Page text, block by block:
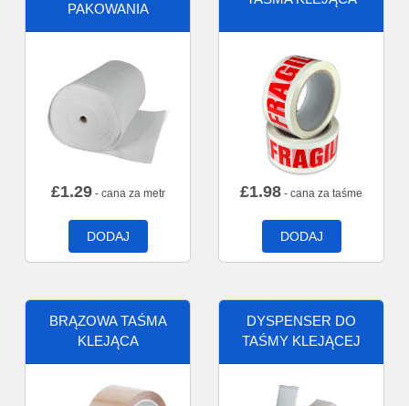
PAKOWANIA
£1.29- cana za metr
DODAJ
£1.98 - cana za taśme
DODAJ
BRĄZOWA TAŚMA
KLEJĄCA
DYSPENSER DO
TAŚMY KLEJĄCEJ